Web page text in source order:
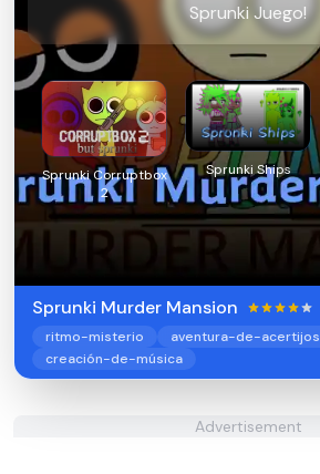
Sprunki Juego!
Sprunki Corruptbox
2
Sprunki Ships
Sprunki Murder Mansion
ritmo-misterio
aventura-de-acertijos
creación-de-música
Advertisement